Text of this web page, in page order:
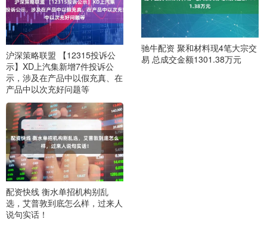
沪深策略联盟 【12315投诉公
示】XD上汽集新增7件投诉公
示，涉及在产品中以假充真、在
产品中以次充好问题等
驰牛配资 聚和材料现4笔大宗交
易 总成交金额1301.38万元
配资快线 衡水单招机构别乱
选，艾普敦到底怎么样，过来人
说句实话！